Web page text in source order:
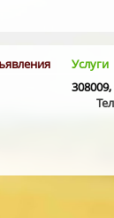
Услуги